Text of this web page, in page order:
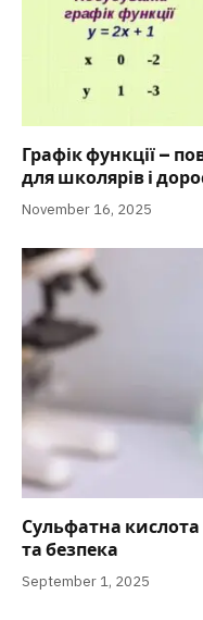
Графік функції –
для школярів і
November 16, 2025
Сульфатна кислота
та безпека
September 1, 2025